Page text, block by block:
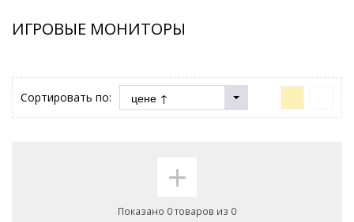
ИГРОВЫЕ МОНИТОРЫ
Сортировать по:
+
Показано 0 товаров из 0